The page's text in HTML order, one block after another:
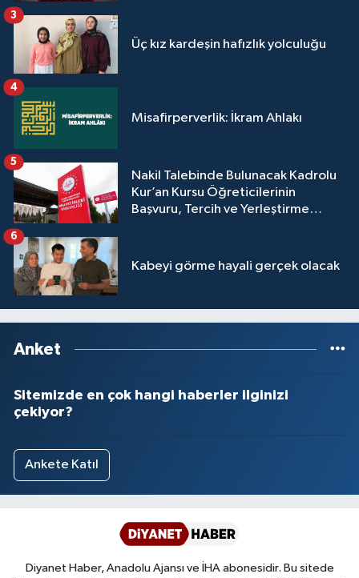
Üç kız kardeşin hafızlık yolculuğu
3
Misafirperverlik: İkram Ahlakı
4
Nakil Talebinde Bulunacak Kadrolu
Kur’an Kursu Öğreticilerinin
Başvuru, Tercih ve Yerleştirme
5
Kabeyi görme hayali gerçek olacak
6
Anket
Sitemizde en çok hangi haberler ilginizi
çekiyor?
Ankete Katıl
Diyanet Haber, Anadolu Ajansı ve İHA abonesidir. Bu sitede